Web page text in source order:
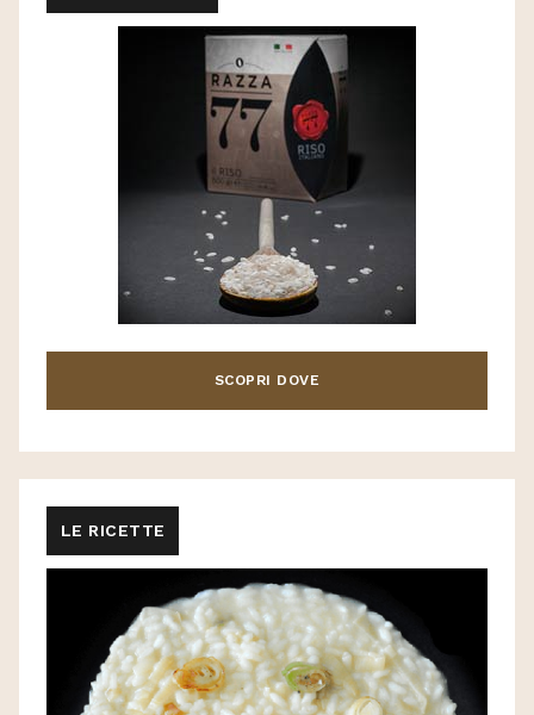
SCOPRI DOVE
LE RICETTE